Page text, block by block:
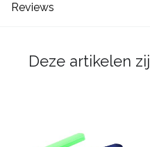
Reviews
Deze artikelen